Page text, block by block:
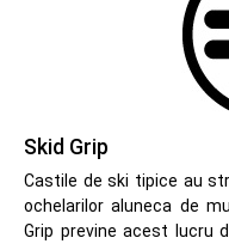
Skid Grip
Castile de ski tipice au
ochelarilor aluneca de
Grip previne acest lucru